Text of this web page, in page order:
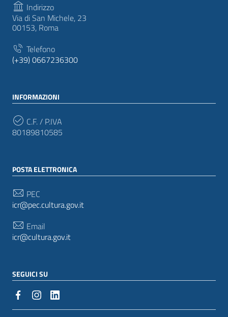
Indirizzo
Via di San Michele, 23
00153, Roma
Telefono
(+39) 0667236300
INFORMAZIONI
C.F. / P.IVA
80189810585
POSTA ELETTRONICA
PEC
icr@pec.cultura.gov.it
Email
icr@cultura.gov.it
SEGUICI SU